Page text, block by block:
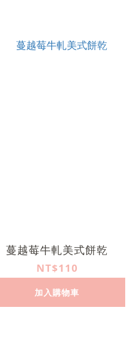
蔓越莓牛軋美式餅乾
NT$110
加入購物車